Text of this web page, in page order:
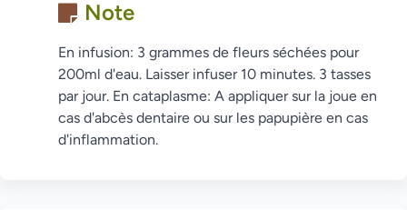
Note
En infusion: 3 grammes de fleurs séchées pour
200ml d'eau. Laisser infuser 10 minutes. 3 tasses
par jour. En cataplasme: A appliquer sur la joue en
cas d'abcès dentaire ou sur les papupière en cas
d'inflammation.